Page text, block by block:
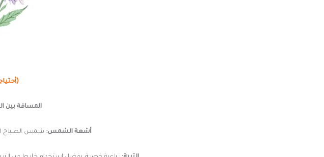
المسافة بين
أشعة الشمس: شمس الصباح